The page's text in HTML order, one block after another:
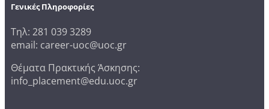
Γενικές Πληροφορίες
Τηλ: 281 039 3289
email: career-uoc@uoc.gr
Θέματα Πρακτικής Άσκησης:
info_placement@edu.uoc.gr